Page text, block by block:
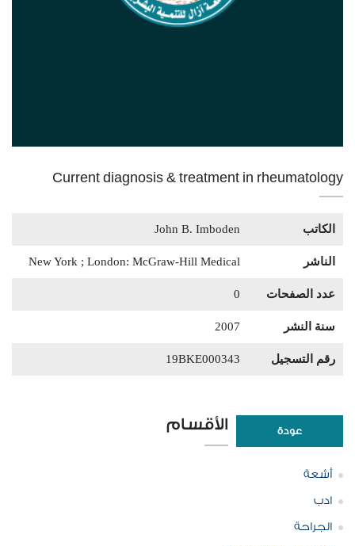
Current diagnosis & treatment in rheumatology
الكاتب John B. Imboden
الناشر New York ; London: McGraw-Hill Medical
عدد الصفحات 0
سنة النشر 2007
رقم التسجيل 19BKE000343
عودة الأقسام
أشعة
ادب
الجراحة